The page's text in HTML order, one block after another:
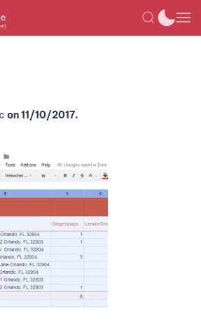
on11/10/2017.